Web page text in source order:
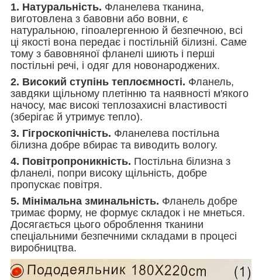
1. Натуральність. Фланелева тканина,
виготовлена з бавовни або вовни, є
натуральною, гіпоалергенною й безпечною, всі
ці якості вона передає і постільній білизні. Саме
тому з бавовняної фланелі шиють і перші
постільні речі, і одяг для новонароджених.
2. Високий ступінь теплоємності. Фланель,
завдяки щільному плетінню та наявності м'якого
начосу, має високі теплозахисні властивості
(зберігає й утримує тепло).
3. Гігроскопічність. Фланелева постільна
білизна добре вбирає та виводить вологу.
4. Повітропроникність. Постільна білизна з
фланелі, попри високу щільність, добре
пропускає повітря.
5. Мінімальна зминальність. Фланель добре
тримає форму, не формує складок і не мнеться.
Досягається цього оброблення тканини
спеціальними безпечними складами в процесі
виробництва.